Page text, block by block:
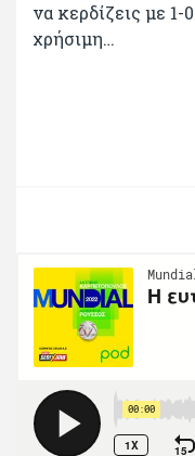
να κερδίζεις με 1-
χρήσιμη…